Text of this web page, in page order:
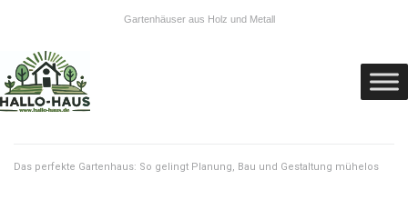
Gartenhäuser aus Holz und Metall
Das perfekte Gartenhaus: So gelingt Planung, Bau und Gestaltung mühelos